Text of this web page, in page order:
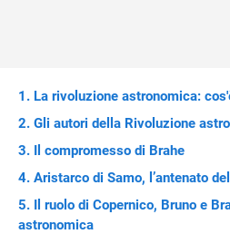
La rivoluzione astronomica:
Gli autori della Rivoluzione
Il compromesso di Brahe
Aristarco di Samo, l’antenato
Il ruolo di Copernico, Bruno e
astronomica